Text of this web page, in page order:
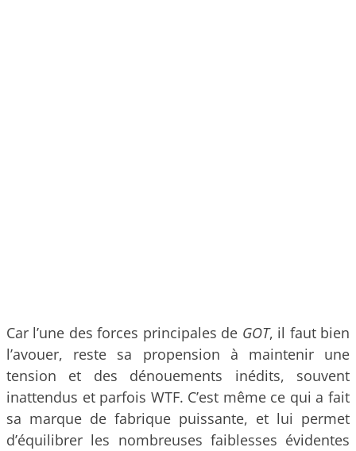
Car l’une des forces principales de GOT, il faut bien
l’avouer, reste sa propension à maintenir une
tension et des dénouements inédits, souvent
inattendus et parfois WTF. C’est même ce qui a fait
sa marque de fabrique puissante, et lui permet
d’équilibrer les nombreuses faiblesses évidentes